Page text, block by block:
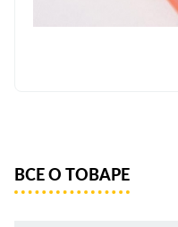
ВСЕ О ТОВАРЕ